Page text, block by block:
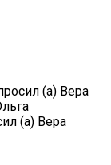
(а) Вера
(а) Вера